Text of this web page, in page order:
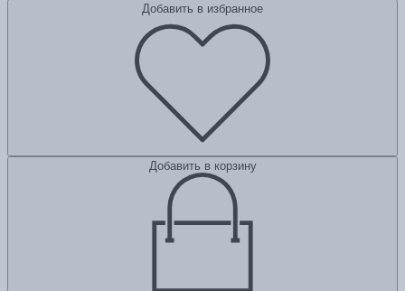
Добавить в избранное
Добавить в корзину